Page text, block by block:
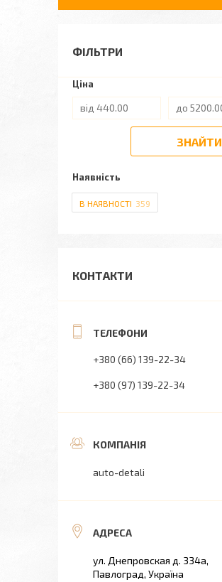
ФІЛЬТРИ
Ціна
ЗНАЙТИ
Наявність
В НАЯВНОСТІ 359
КОНТАКТИ
+380 (66) 139-22-34
+380 (97) 139-22-34
auto-detali
ул. Днепровская д. 334а,
Павлоград, Україна